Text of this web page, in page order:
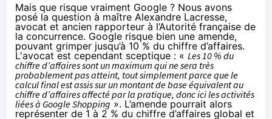
Mais que risque vraiment Google ? Nous avons
posé la question à maître Alexandre Lacresse,
avocat et ancien rapporteur à l’Autorité française de
la concurrence. Google risque bien une amende,
pouvant grimper jusqu’à 10 % du chiffre d’affaires.
L'avocat est cependant sceptique : « Les 10 % du
chiffre d’affaires sont un maximum qui ne sera très
probablement pas atteint, tout simplement parce que le
calcul final est assis sur un montant de base équivalent au
chiffre d’affaires affecté par la pratique, donc ici les activités
liées à Google Shopping». L’amende pourrait alors
représenter de 1 à 2 % du chiffre d’affaires global et